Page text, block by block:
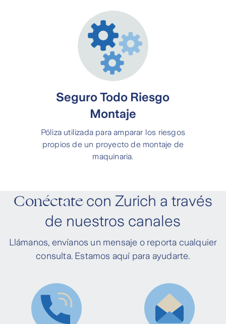
Seguro Todo Riesgo
Montaje
Póliza utilizada para amparar los riesgos
propios de un proyecto de montaje de
maquinaria.
Conéctatecon Zurich a través
de nuestros canales
Llámanos, envíanos un mensaje o reporta cualquier
consulta. Estamos aquí para ayudarte.